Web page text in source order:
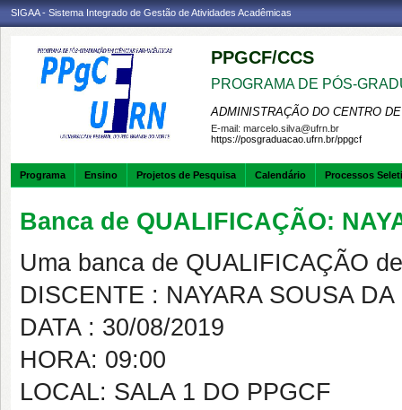
SIGAA - Sistema Integrado de Gestão de Atividades Acadêmicas
PPGCF/CCS
PROGRAMA DE PÓS-
ADMINISTRAÇÃO DO CENTRO
E-mail: marcelo.silva@ufrn.br
https://posgraduacao.ufrn.br/ppgcf
Programa Ensino Projetos de Pesquisa Calendário Processos
Banca de QUALIFICAÇÃO:
Uma banca de QUALIFICAÇÃO
DISCENTE : NAYARA SOUSA DA
DATA : 30/08/2019
HORA: 09:00
LOCAL: SALA 1 DO PPGCF